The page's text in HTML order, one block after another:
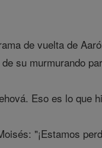
de vuelta de
su murmurando
Eso es lo que
"¡Estamos